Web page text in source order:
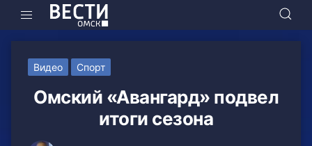
Видео Спорт
Омский «Авангард» подвел
итоги сезона